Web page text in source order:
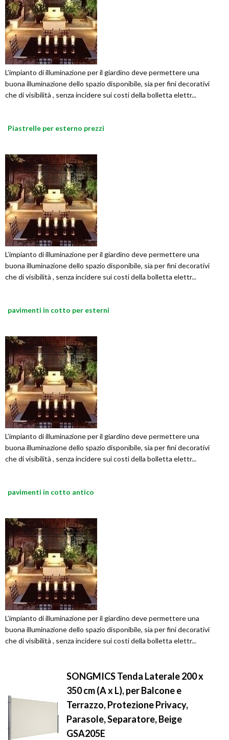
L’impianto di illuminazione per il giardino deve permettere una
buona illuminazione dello spazio disponibile, sia per fini decorativi
che di visibilità , senza incidere sui costi della bolletta elettr...
Piastrelle per esterno prezzi
L’impianto di illuminazione per il giardino deve permettere una
buona illuminazione dello spazio disponibile, sia per fini decorativi
che di visibilità , senza incidere sui costi della bolletta elettr...
pavimenti in cotto per esterni
L’impianto di illuminazione per il giardino deve permettere una
buona illuminazione dello spazio disponibile, sia per fini decorativi
che di visibilità , senza incidere sui costi della bolletta elettr...
pavimenti in cotto antico
L’impianto di illuminazione per il giardino deve permettere una
buona illuminazione dello spazio disponibile, sia per fini decorativi
che di visibilità , senza incidere sui costi della bolletta elettr...
SONGMICS Tenda Laterale 200 x
350 cm (A x L), per Balcone e
Terrazzo, Protezione Privacy,
Parasole, Separatore, Beige
GSA205E